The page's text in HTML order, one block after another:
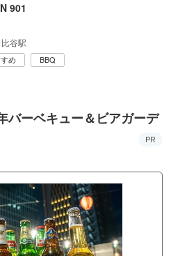
901
比谷駅
め BBQ
バーベキュー＆ビアガーデ
PR